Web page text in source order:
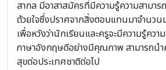
สากล มีอาสาสมัครที่มีความรู้ความสามาร
ด้วยใจซึ่งปราศจากสิ่งตอบแทนมาจำนว
เพื่อหวังว่านักเรียนและครูจะมีความรู้ควา
ภาษาอังกฤษดีอย่างมีคุณภาพ สามารถนำ
สุขต่อประเทศชาติต่อไป